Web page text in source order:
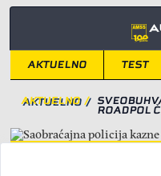
AKTUELNO TEST
AKTUELNO /
ROADPOL